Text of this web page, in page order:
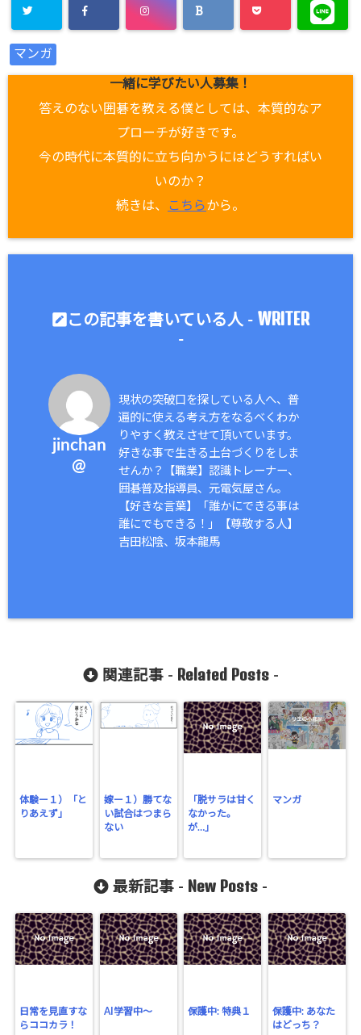
マンガ
一緒に学びたい人募集！
答えのない囲碁を教える僕としては、本質的なア
プローチが好きです。
今の時代に本質的に立ち向かうにはどうすればい
いのか？
続きは、
こちらから。
この記事を書いている人 - WRITER
-
jinchan
@
現状の突破口を探している人へ、普
遍的に使える考え方をなるべくわか
りやすく教えさせて頂いています。
好きな事で生きる土台づくりをしま
せんか？【職業】認識トレーナー、
囲碁普及指導員、元電気屋さん。
【好きな言葉】「誰かにできる事は
誰にでもできる！」【尊敬する人】
吉田松陰、坂本龍馬
関連記事 - Related Posts-
体験ー１）「と
りあえず」
嫁ー１）勝てな
い試合はつまら
ない
「脱サラは甘く
なかった。
が…」
マンガ
最新記事 - New Posts -
日常を見直すな
らココカラ！
AI学習中〜 保護中: 特典１
保護中: あなた
はどっち？